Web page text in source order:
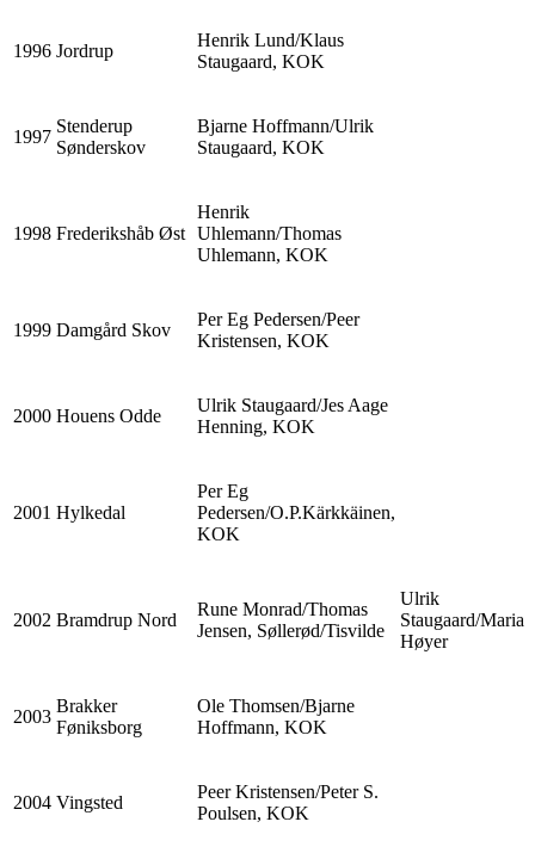
1996 Jordrup
Henrik Lund/Klaus
Staugaard, KOK
1997
Stenderup
Sønderskov
Bjarne Hoffmann/Ulrik
Staugaard, KOK
1998 Frederikshåb Øst
Henrik
Uhlemann/Thomas
Uhlemann, KOK
1999 Damgård Skov
Per Eg Pedersen/Peer
Kristensen, KOK
2000 Houens Odde
Ulrik Staugaard/Jes Aage
Henning, KOK
2001 Hylkedal
Per Eg
Pedersen/O.P.Kärkkäinen,
KOK
2002 Bramdrup Nord
Rune Monrad/Thomas
Jensen, Søllerød/Tisvilde
Ulrik
Staugaard/Maria
Høyer
2003
Brakker
Føniksborg
Ole Thomsen/Bjarne
Hoffmann, KOK
2004 Vingsted
Peer Kristensen/Peter S.
Poulsen, KOK